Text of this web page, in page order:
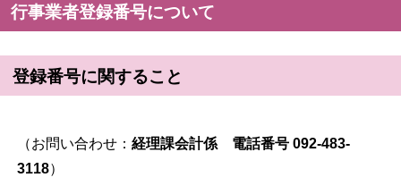
行事業者登録番号について
登録番号に関すること
（お問い合わせ： 経理課会計係 電話番号 092-483-
3118）